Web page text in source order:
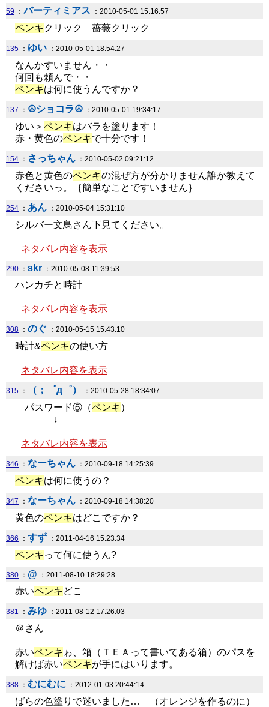
59 ：バーティミアス ：2010-05-01 15:16:57
ペンキ クリック 薔薇クリック
135 ： ゆい ：2010-05-01 18:54:27
なんかすいません・・
何回も頼んで・・
ペンキは何に使うんですか？
137 ： ☮ショコラ☮ ：2010-05-01 19:34:17
ゆい＞ ペンキはバラを塗ります！
赤・黄色のペンキで十分です！
154 ： さっちゃん ：2010-05-02 09:21:12
赤色と黄色のペンキの混ぜ方が分かりません誰か教えて
くださいっ。｛簡単なことですいません｝
254 ： あん ：2010-05-04 15:31:10
シルバー文鳥さん下見てください。
ネタバレ内容を表示
290 ： skr ：2010-05-08 11:39:53
ハンカチと時計
ネタバレ内容を表示
308 ： のぐ ：2010-05-15 15:43:10
時計&ペンキの使い方
ネタバレ内容を表示
315 ： （；゜д゜） ：2010-05-28 18:34:07
パスワード⑤（ペンキ ）
↓
ネタバレ内容を表示
346 ： なーちゃん ：2010-09-18 14:25:39
ペンキは何に使うの？
347 ： なーちゃん ：2010-09-18 14:38:20
黄色のペンキはどこですか？
366 ： すず ：2011-04-16 15:23:34
ペンキ って何に使うん?
380 ： @ ：2011-08-10 18:29:28
赤いペンキ どこ
381 ： みゆ ：2011-08-12 17:26:03
＠さん
赤いペンキ ゎ、箱（ＴＥＡって書いてある箱）のパスを
解けば赤いペンキが手にはいります。
388 ： むにむに ：2012-01-03 20:44:14
ばらの色塗りで迷いました… （オレンジを作るのに）